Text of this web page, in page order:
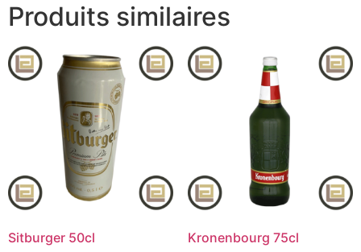
Produits similaires
Sitburger 50cl Kronenbourg 75cl